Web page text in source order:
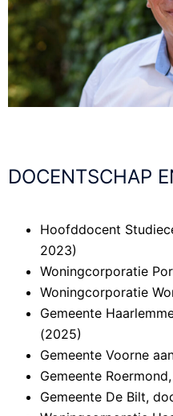
DOCENTSCHAP
Hoofddocent
2023)
Woningcorporatie
Woningcorporatie
Gemeente
(2025)
Gemeente Voorne
Gemeente
Gemeente De Bilt,